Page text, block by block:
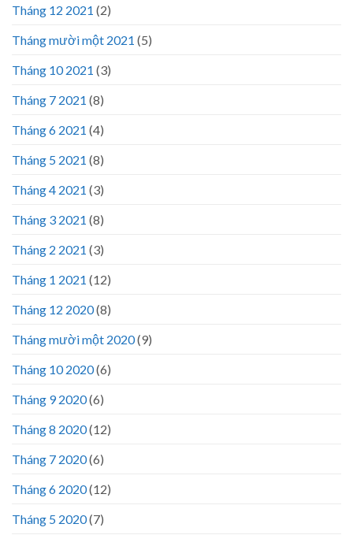
Tháng 12 2021 (2)
Tháng mười một 2021 (5)
Tháng 10 2021 (3)
Tháng 7 2021 (8)
Tháng 6 2021 (4)
Tháng 5 2021 (8)
Tháng 4 2021 (3)
Tháng 3 2021 (8)
Tháng 2 2021 (3)
Tháng 1 2021 (12)
Tháng 12 2020(8)
Tháng mười một 2020(9)
Tháng 10 2020(6)
Tháng 9 2020(6)
Tháng 8 2020(12)
Tháng 7 2020(6)
Tháng 6 2020(12)
Tháng 5 2020(7)